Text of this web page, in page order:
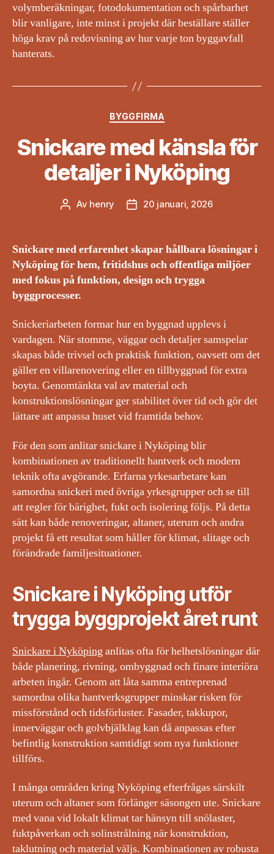
volymberäkningar, fotodokumentation och spårbarhet
blir vanligare, inte minst i projekt där beställare ställer
höga krav på redovisning av hur varje ton byggavfall
hanterats.
Kategorier
BYGGFIRMA
Snickare med känsla för
detaljer i Nyköping
Inläggsförfattare
Av henry Inläggsdatum
20 januari, 2026
Snickare med erfarenhet skapar hållbara lösningar i
Nyköping för hem, fritidshus och offentliga miljöer
med fokus på funktion, design och trygga
byggprocesser.
Snickeriarbeten formar hur en byggnad upplevs i
vardagen. När stomme, väggar och detaljer samspelar
skapas både trivsel och praktisk funktion, oavsett om det
gäller en villarenovering eller en tillbyggnad för extra
boyta. Genomtänkta val av material och
konstruktionslösningar ger stabilitet över tid och gör det
lättare att anpassa huset vid framtida behov.
För den som anlitar snickare i Nyköping blir
kombinationen av traditionellt hantverk och modern
teknik ofta avgörande. Erfarna yrkesarbetare kan
samordna snickeri med övriga yrkesgrupper och se till
att regler för bärighet, fukt och isolering följs. På detta
sätt kan både renoveringar, altaner, uterum och andra
projekt få ett resultat som håller för klimat, slitage och
förändrade familjesituationer.
Snickare i Nyköping utför
trygga byggprojekt året runt
Snickare i Nyköping anlitas ofta för helhetslösningar där
både planering, rivning, ombyggnad och finare interiöra
arbeten ingår. Genom att låta samma entreprenad
samordna olika hantverksgrupper minskar risken för
missförstånd och tidsförluster. Fasader, takkupor,
innerväggar och golvbjälklag kan då anpassas efter
befintlig konstruktion samtidigt som nya funktioner
tillförs.
I många områden kring Nyköping efterfrågas särskilt
uterum och altaner som förlänger säsongen ute. Snickare
med vana vid lokalt klimat tar hänsyn till snölaster,
fuktpåverkan och solinstrålning när konstruktion,
taklutning och material väljs. Kombinationen av robusta